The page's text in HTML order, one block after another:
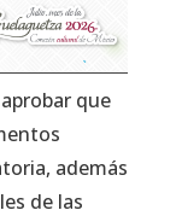
que
además
de las